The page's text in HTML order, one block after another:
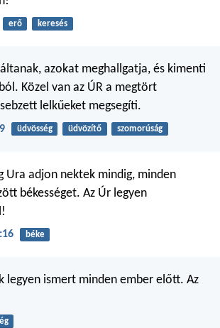
erő keresés
azokat meghallgatja, és kimenti
Közel van az ÚR a megtört
lelkűeket megsegíti.
üdvösség üdvözítő szomorúság
Ura adjon nektek mindig, minden
békességet. Az Úr legyen
béke
legyen ismert minden ember előtt. Az